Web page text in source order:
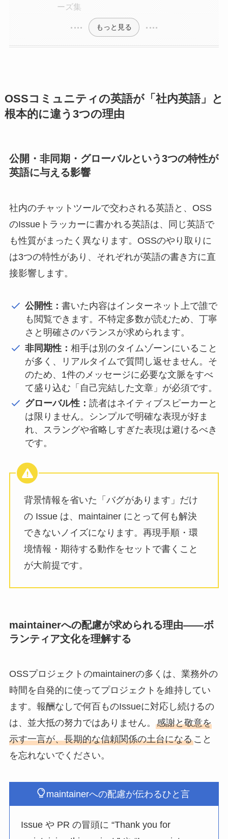
ーズ集
もっと見る
OSSコミュニティの英語が「社内英語」と
根本的に違う3つの理由
公開・非同期・グローバルという3つの特性が
英語に与える影響
社内のチャットツールで交わされる英語と、OSS
のIssueトラッカーに書かれる英語は、同じ英語で
も性質がまったく異なります。OSSのやり取りに
は3つの特性があり、それぞれが英語の書き方に直
接影響します。
公開性：書いた内容はインターネット上で誰で
も閲覧できます。不特定多数が読むため、丁寧
さと明確さのバランスが求められます。
非同期性：相手は別のタイムゾーンにいること
が多く、リアルタイムで質問し返せません。そ
のため、1件のメッセージに必要な文脈をすべ
て盛り込む「自己完結した文章」が必須です。
グローバル性：読者はネイティブスピーカーと
は限りません。シンプルで明確な表現が好ま
れ、スラングや省略しすぎた表現は避けるべき
です。
背景情報を省いた「バグがあります」だけ
の Issue は、maintainer にとって何も解決
できないノイズになります。再現手順・環
境情報・期待する動作をセットで書くこと
が大前提です。
maintainerへの配慮が求められる理由——ボ
ランティア文化を理解する
OSSプロジェクトのmaintainerの多くは、業務外の
時間を自発的に使ってプロジェクトを維持してい
ます。報酬なしで何百ものIssueに対応し続けるの
は、並大抵の努力ではありません。 感謝と敬意を
示す一言が、長期的な信頼関係の土台になること
を忘れないでください。
maintainerへの配慮が伝わるひと言
Issue や PR の冒頭に “Thank you for